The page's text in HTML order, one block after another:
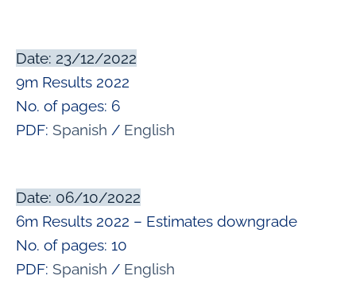
Date: 23/12/2022
9m Results 2022
No. of pages: 6
PDF: Spanish / English
Date: 06/10/2022
6m Results 2022 – Estimates downgrade
No. of pages: 10
PDF: Spanish / English